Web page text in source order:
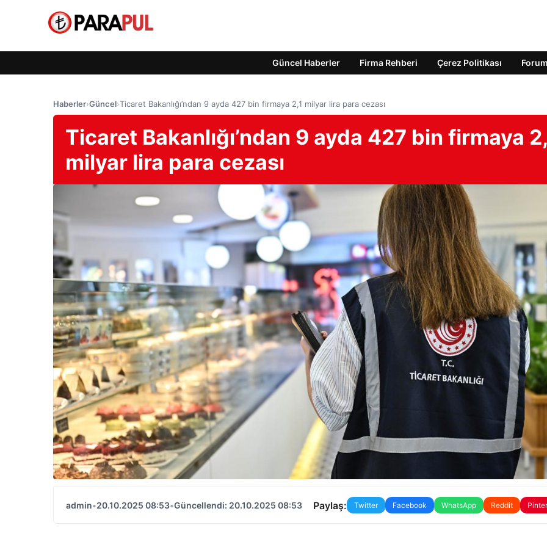
Güncel Haberler Firma Rehberi Çerez Politikası Forum
Haberler›Güncel›Ticaret Bakanlığı’ndan 9 ayda 427 bin firmaya 2,1 milyar lira para cezası
Ticaret Bakanlığı’ndan 9 ayda 427 bin firmaya
milyar lira para cezası
admin•20.10.2025 08:53•Güncellendi: 20.10.2025 08:53 Paylaş: Twitter Facebook WhatsApp Reddit